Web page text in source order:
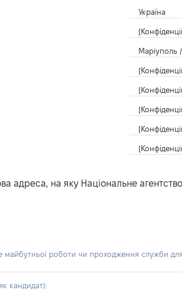
Україна
Маріуполь
адреса, на яку Національне
майбутньої роботи чи проходження служби для
кандидат):